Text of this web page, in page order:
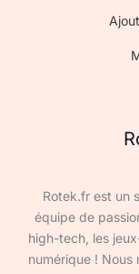
Rotek.fr est un
équipe de
high-tech, les
numérique !